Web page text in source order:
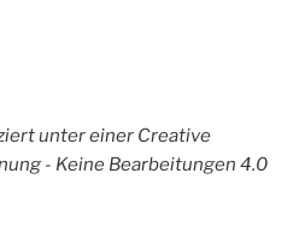
unter einer Creative
- Keine Bearbeitungen 4.0